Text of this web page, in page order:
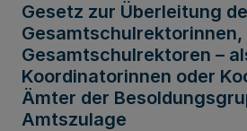
Gesetz zur Überleitung
Gesamtschulrektorinnen,
Gesamtschulrektoren –
Koordinatorinnen oder
Ämter der
Amtszulage